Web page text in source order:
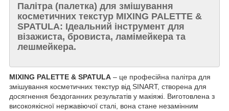
Палітра (палетка) для змішування
косметичних текстур MIXING PALETTE &
SPATULA: Ідеальний інструмент для
візажиста, бровиста, ламімейкера та
лешмейкера.
MIXING PALETTE & SPATULA – це професійна палітра для
змішування косметичних текстур від SINART, створена для
досягнення бездоганних результатів у макіяжі. Виготовлена з
високоякісної нержавіючої сталі, вона стане незамінним